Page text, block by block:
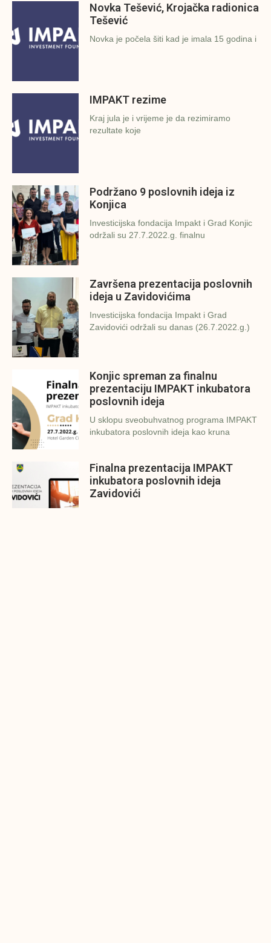
Novka Tešević, Krojačka radionica
Tešević
Novka je počela šiti kad je imala 15 godina i
IMPAKT rezime
Kraj jula je i vrijeme je da rezimiramo
rezultate koje
Podržano 9 poslovnih ideja iz
Konjica
Investicijska fondacija Impakt i Grad Konjic
održali su 27.7.2022.g. finalnu
Završena prezentacija poslovnih
ideja u Zavidovićima
Investicijska fondacija Impakt i Grad
Zavidovići održali su danas (26.7.2022.g.)
Konjic spreman za finalnu
prezentaciju IMPAKT inkubatora
poslovnih ideja
U sklopu sveobuhvatnog programa IMPAKT
inkubatora poslovnih ideja kao kruna
Finalna prezentacija IMPAKT
inkubatora poslovnih ideja
Zavidovići